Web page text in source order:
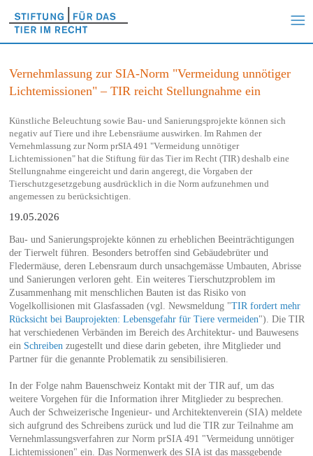
Vernehmlassung zur SIA-Norm "Vermeidung unnötiger
Lichtemissionen" – TIR reicht Stellungnahme ein
Künstliche Beleuchtung sowie Bau- und Sanierungsprojekte können sich
negativ auf Tiere und ihre Lebensräume auswirken. Im Rahmen der
Vernehmlassung zur Norm prSIA 491 "Vermeidung unnötiger
Lichtemissionen" hat die Stiftung für das Tier im Recht (TIR) deshalb eine
Stellungnahme eingereicht und darin angeregt, die Vorgaben der
Tierschutzgesetzgebung ausdrücklich in die Norm aufzunehmen und
angemessen zu berücksichtigen.
19.05.2026
Bau- und Sanierungsprojekte können zu erheblichen Beeinträchtigungen
der Tierwelt führen. Besonders betroffen sind Gebäudebrüter und
Fledermäuse, deren Lebensraum durch unsachgemässe Umbauten, Abrisse
und Sanierungen verloren geht. Ein weiteres Tierschutzproblem im
Zusammenhang mit menschlichen Bauten ist das Risiko von
Vogelkollisionen mit Glasfassaden (vgl. Newsmeldung "TIR fordert mehr
Rücksicht bei Bauprojekten: Lebensgefahr für Tiere vermeiden"). Die TIR
hat verschiedenen Verbänden im Bereich des Architektur- und Bauwesens
ein Schreiben zugestellt und diese darin gebeten, ihre Mitglieder und
Partner für die genannte Problematik zu sensibilisieren.
In der Folge nahm Bauenschweiz Kontakt mit der TIR auf, um das
weitere Vorgehen für die Information ihrer Mitglieder zu besprechen.
Auch der Schweizerische Ingenieur- und Architektenverein (SIA) meldete
sich aufgrund des Schreibens zurück und lud die TIR zur Teilnahme am
Vernehmlassungsverfahren zur Norm prSIA 491 "Vermeidung unnötiger
Lichtemissionen" ein. Das Normenwerk des SIA ist das massgebende